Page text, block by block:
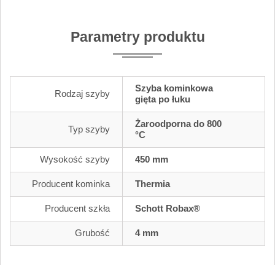
Parametry produktu
Rodzaj szyby
Szyba kominkowa
gięta po łuku
Typ szyby
Żaroodporna do 800
°C
Wysokość szyby 450 mm
Producent kominka Thermia
Producent szkła Schott Robax®
Grubość 4 mm